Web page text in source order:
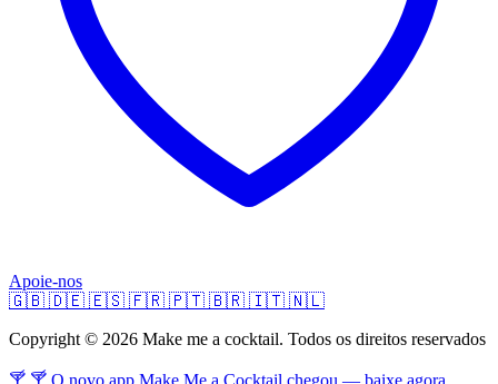
Apoie-nos
🇬🇧 🇩🇪 🇪🇸 🇫🇷 🇵🇹 🇧🇷 🇮🇹 🇳🇱
Copyright © 2026 Make me a cocktail. Todos os direitos reservados